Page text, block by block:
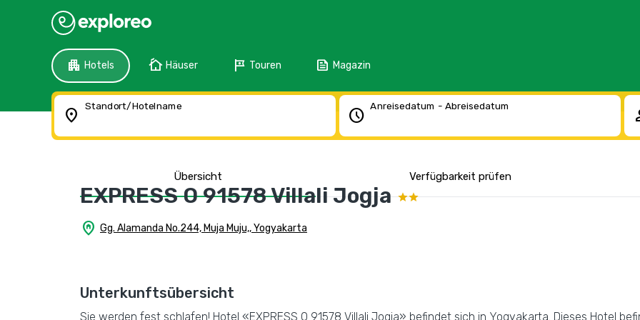
apartment Hotels cottage Häuser tour Touren feed Magazin
location_on Standort/Hotelname schedule Anreisedatum - Abreisedatum
Übersicht Verfügbarkeit prüfen
EXPRESS O 91578 Villali Jogja
home_pin Gg. Alamanda No.244, Muja Muju,, Yogyakarta
Unterkunftsübersicht
Sie werden fest schlafen! Hotel «EXPRESS O 91578 Villali Jogja» befindet sich in Yogyakarta. Dieses Hotel